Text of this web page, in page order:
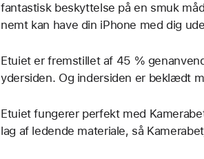
fantastisk beskyttelse på en smuk
nemt kan have din iPhone med dig
Etuiet er fremstillet af 45 %
ydersiden. Og indersiden er beklædt
Etuiet fungerer perfekt med
lag af ledende materiale, så